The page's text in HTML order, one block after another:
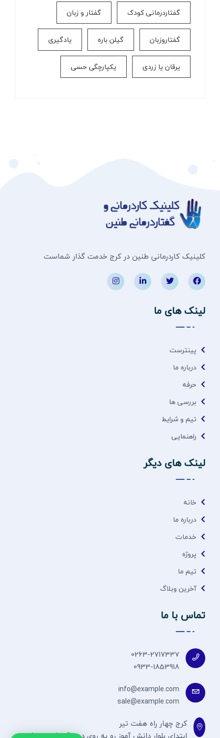
گفتاردرمانی کودک گفتار و زبان
گفتاروزبان گیلن باره یادگیری
یرقان یا زردی یکپارچگی حسی
کلینیک کاردرمانی طنین در کرج خدمت گذار شماست
لینک های ما
پینترست
درباره ما
حرفه
بررسی ها
تیم و شرایط
راهنمایی
لینک های دیگر
خانه
درباره ما
خدمات
پروژه
تیم ما
آخرین وبلاگ
تماس با ما
0263-2717337
0933-1853918
info@example.com
sale@example.com
کرج چهار راه هفت تیر
ابتدای بلوار دانش آموز رو به روی درمانگاه کلانتری کوچه